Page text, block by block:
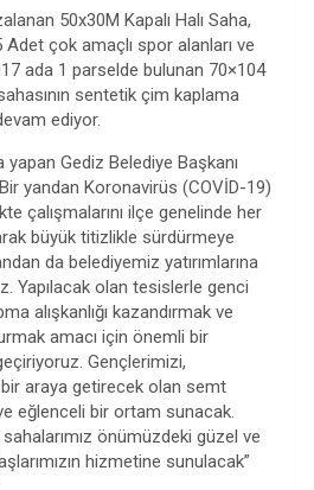
50x30M Kapalı Halı Saha,
Adet çok amaçlı spor alanları ve
ada 1 parselde bulunan 70×104
sentetik çim kaplama
ediyor.
yapan Gediz Belediye Başkanı
yandan Koronavirüs (COVİD-19)
çalışmalarını ilçe genelinde her
büyük titizlikle sürdürmeye
da belediyemiz yatırımlarına
Yapılacak olan tesislerle genci
alışkanlığı kazandırmak ve
amacı için önemli bir
Gençlerimizi,
bir araya getirecek olan semt
eğlenceli bir ortam sunacak.
önümüzdeki güzel ve
hizmetine sunulacak”